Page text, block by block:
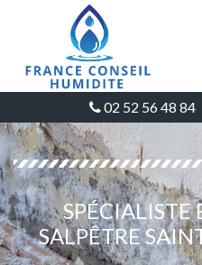
02 52 56 48 84
SPÉCIALISTE
SALPÊTRE